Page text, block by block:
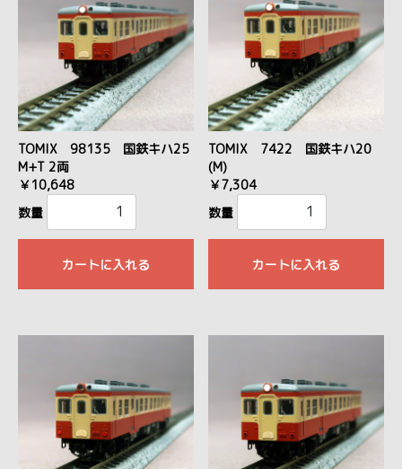
TOMIX 98135 国鉄キハ25
M+T 2両
￥10,648
数量
カートに入れる
TOMIX 7422 国鉄キハ20
(M)
￥7,304
数量
カートに入れる